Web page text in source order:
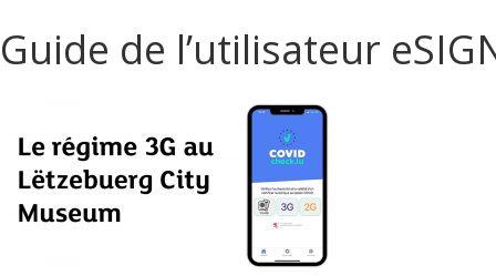
Guide de l’utilisateur